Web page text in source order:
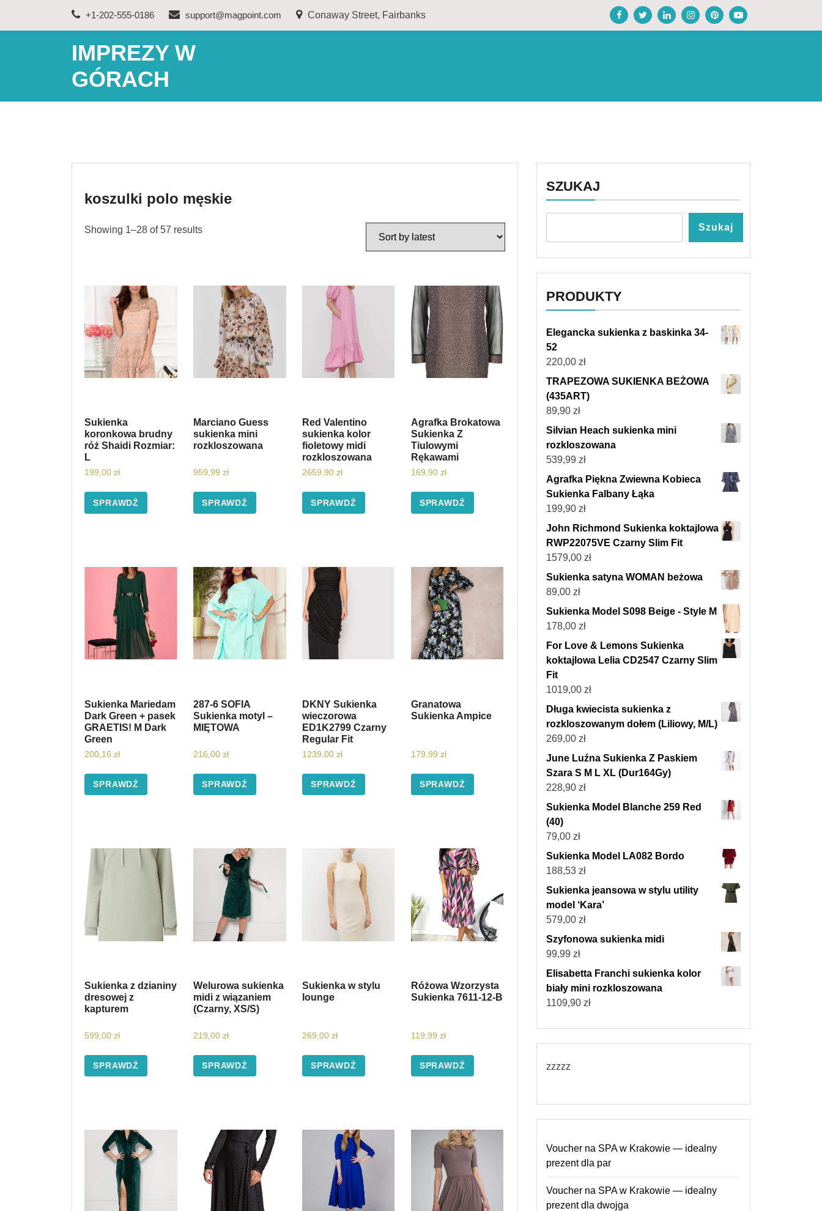
+1-202-555-0186 support@magpoint.com Conaway Street, Fairbanks
IMPREZY W
GÓRACH
koszulki polo męskie
Showing 1–28 of 57 results
Sukienka
koronkowa brudny
róż Shaidi Rozmiar:
L
199,00 zł
SPRAWDŹ
Marciano Guess
sukienka mini
rozkloszowana
959,99 zł
SPRAWDŹ
Red Valentino
sukienka kolor
fioletowy midi
rozkloszowana
2659,90 zł
SPRAWDŹ
Agrafka Brokatowa
Sukienka Z
Tiulowymi
Rękawami
169,90 zł
SPRAWDŹ
Sukienka Mariedam
Dark Green + pasek
GRAETIS! M Dark
Green
200,16 zł
SPRAWDŹ
287-6 SOFIA
Sukienka motyl –
MIĘTOWA
216,00 zł
SPRAWDŹ
DKNY Sukienka
wieczorowa
ED1K2799 Czarny
Regular Fit
1239,00 zł
SPRAWDŹ
Granatowa
Sukienka Ampice
179,99 zł
SPRAWDŹ
Sukienka z dzianiny
dresowej z
kapturem
599,00 zł
SPRAWDŹ
Welurowa sukienka
midi z wiązaniem
(Czarny, XS/S)
219,00 zł
SPRAWDŹ
Sukienka w stylu
lounge
269,00 zł
SPRAWDŹ
Różowa Wzorzysta
Sukienka 7611-12-B
119,99 zł
SPRAWDŹ
SZUKAJ
Szukaj
PRODUKTY
Elegancka sukienka z baskinka 34-
52
220,00 zł
TRAPEZOWA SUKIENKA BEŻOWA
(435ART)
89,90 zł
Silvian Heach sukienka mini
rozkloszowana
539,99 zł
Agrafka Piękna Zwiewna Kobieca
Sukienka Falbany Łąka
199,90 zł
John Richmond Sukienka koktajlowa
RWP22075VE Czarny Slim Fit
1579,00 zł
Sukienka satyna WOMAN beżowa
89,00 zł
Sukienka Model S098 Beige - Style M
178,00 zł
For Love & Lemons Sukienka
koktajlowa Lelia CD2547 Czarny Slim
Fit
1019,00 zł
Długa kwiecista sukienka z
rozkloszowanym dołem (Liliowy, M/L)
269,00 zł
June Luźna Sukienka Z Paskiem
Szara S M L XL (Dur164Gy)
228,90 zł
Sukienka Model Blanche 259 Red
(40)
79,00 zł
Sukienka Model LA082 Bordo
188,53 zł
Sukienka jeansowa w stylu utility
model ‘Kara’
579,00 zł
Szyfonowa sukienka midi
99,99 zł
Elisabetta Franchi sukienka kolor
biały mini rozkloszowana
1109,90 zł
zzzzz
Voucher na SPA w Krakowie — idealny
prezent dla par
Voucher na SPA w Krakowie — idealny
prezent dla dwojga